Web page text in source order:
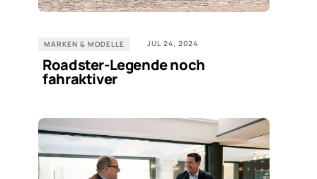
MARKEN & MODELLE JUL 24, 2024
Roadster-Legende noch
fahraktiver